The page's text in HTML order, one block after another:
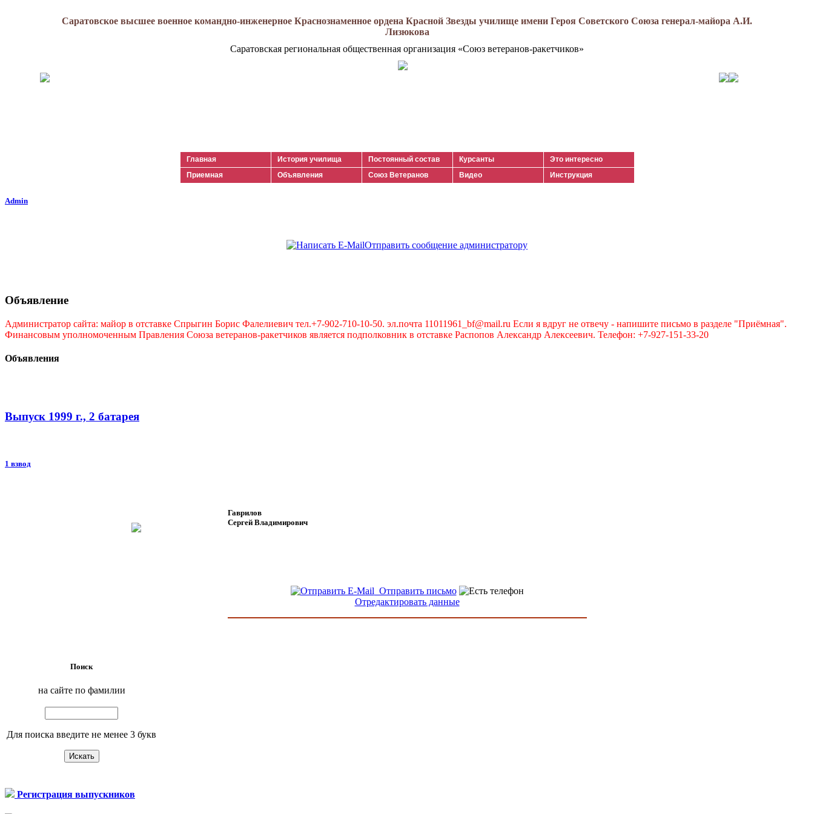
Саратовское высшее военное командно-инженерное Краснознаменное ордена Красной Звезды училище имени Героя Советского Союза генерал-майора А.И.
Лизюкова
Саратовская региональная общественная организация «Союз ветеранов-ракетчиков»
Главная История училища Постоянный состав Курсанты
Это интересно
Приемная
Объявления Союз Ветеранов Видео Инструкция
Admin
Отправить сообщение администратору
Объявление
Администратор сайта: майор в отставке Спрыгин Борис Фалелиевич тел.+7-902-710-10-50. эл.почта 11011961_bf@mail.ru Если я вдруг не отвечу - напишите письмо в разделе "Приёмная".
Финансовым уполномоченным Правления Союза ветеранов-ракетчиков является подполковник в отставке Распопов Александр Алексеевич. Телефон: +7-927-151-33-20
Объявления
Выпуск 1999 г., 2 батарея
1 взвод
Гаврилов
Сергей Владимирович
Отправить письмо
Отредактировать данные
Поиск
на сайте по фамилии
Для поиска введите не менее 3 букв
Регистрация выпускников